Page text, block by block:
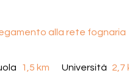
alla rete fognaria
1,5 km Università 2,7